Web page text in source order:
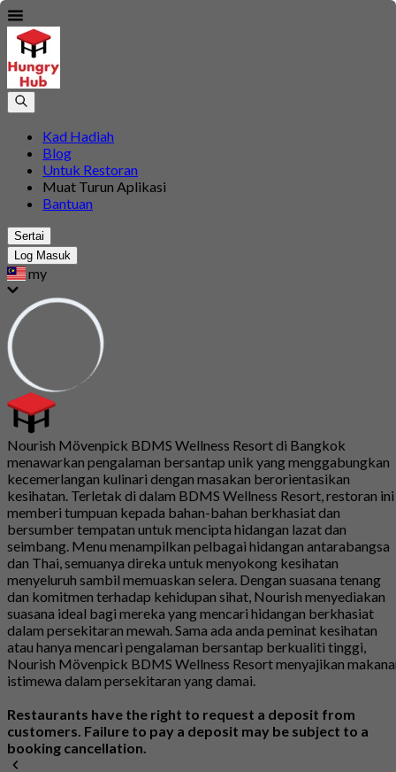
Kad Hadiah
Blog
Untuk Restoran
Muat Turun Aplikasi
Bantuan
Sertai
Log Masuk
my
Nourish Mövenpick BDMS Wellness Resort di Bangkok
menawarkan pengalaman bersantap unik yang menggabungkan
kecemerlangan kulinari dengan masakan berorientasikan
kesihatan. Terletak di dalam BDMS Wellness Resort, restoran ini
memberi tumpuan kepada bahan-bahan berkhasiat dan
bersumber tempatan untuk mencipta hidangan lazat dan
seimbang. Menu menampilkan pelbagai hidangan antarabangsa
dan Thai, semuanya direka untuk menyokong kesihatan
menyeluruh sambil memuaskan selera. Dengan suasana tenang
dan komitmen terhadap kehidupan sihat, Nourish menyediakan
suasana ideal bagi mereka yang mencari hidangan berkhasiat
dalam persekitaran mewah. Sama ada anda peminat kesihatan
atau hanya mencari pengalaman bersantap berkualiti tinggi,
Nourish Mövenpick BDMS Wellness Resort menyajikan
istimewa dalam persekitaran yang damai.
Restaurants have the right to request a deposit from
customers. Failure to pay a deposit may be subject to a
booking cancellation.